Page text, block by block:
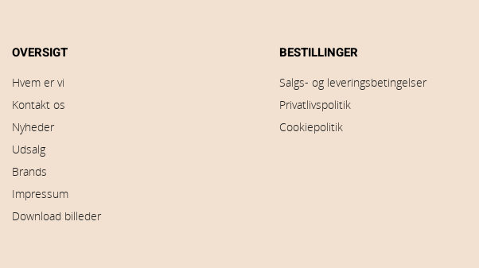
OVERSIGT
Hvem er vi
Kontakt os
Nyheder
Udsalg
Brands
Impressum
Download billeder
BESTILLINGER
Salgs- og leveringsbetingelser
Privatlivspolitik
Cookiepolitik